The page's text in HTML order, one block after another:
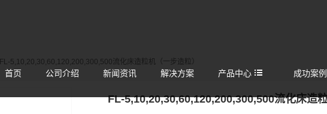
首页 公司介绍 新闻资讯 解决方案 产品中心 成功案例
FL-5,10,20,30,60,120,200,300,500流化床造粒机（一步造粒）
FL-5,10,20,30,60,120,200,300,500流化床造